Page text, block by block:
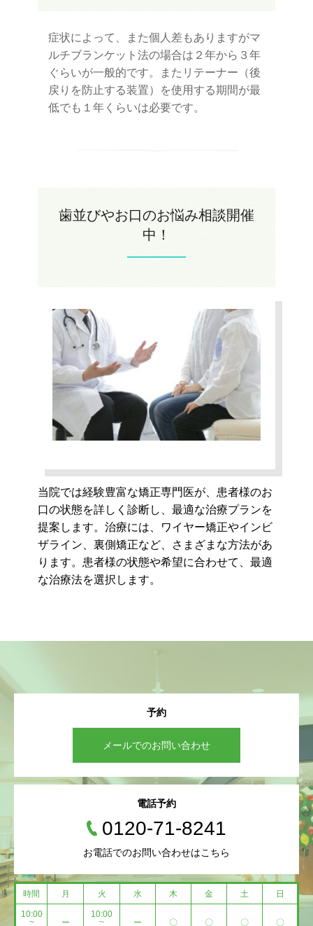
症状によって、また個人差もありますがマ
ルチブランケット法の場合は２年から３年
ぐらいが一般的です。またリテーナー（後
戻りを防止する装置）を使用する期間が最
低でも１年くらいは必要です。
歯並びやお口のお悩み相談開催
中！
当院では経験豊富な矯正専門医が、患者様のお
口の状態を詳しく診断し、最適な治療プランを
提案します。治療には、ワイヤー矯正やインビ
ザライン、裏側矯正など、さまざまな方法があ
ります。患者様の状態や希望に合わせて、最適
な治療法を選択します。
予約
メールでのお問い合わせ
電話予約
0120-71-8241
お電話でのお問い合わせはこちら
時間 月 火 水 木 金 土 日
10:00
~
ー
10:00
~
ー 〇 〇 〇 〇